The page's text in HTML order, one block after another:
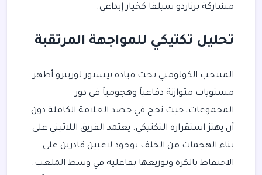
مشاركة برناردو سيلفا كخيار إبداعي.
تحليل تكتيكي للمواجهة المرتقبة
المنتخب الكولومبي تحت قيادة نيستور لورينزو أظهر
مستويات متوازنة دفاعياً وهجومياً في دور
المجموعات، حيث نجح في حصد العلامة الكاملة دون
أن يهتز استقراره التكتيكي. يعتمد الفريق اللاتيني على
بناء الهجمات من الخلف بوجود لاعبين قادرين على
الاحتفاظ بالكرة وتوزيعها بفاعلية في وسط الملعب.